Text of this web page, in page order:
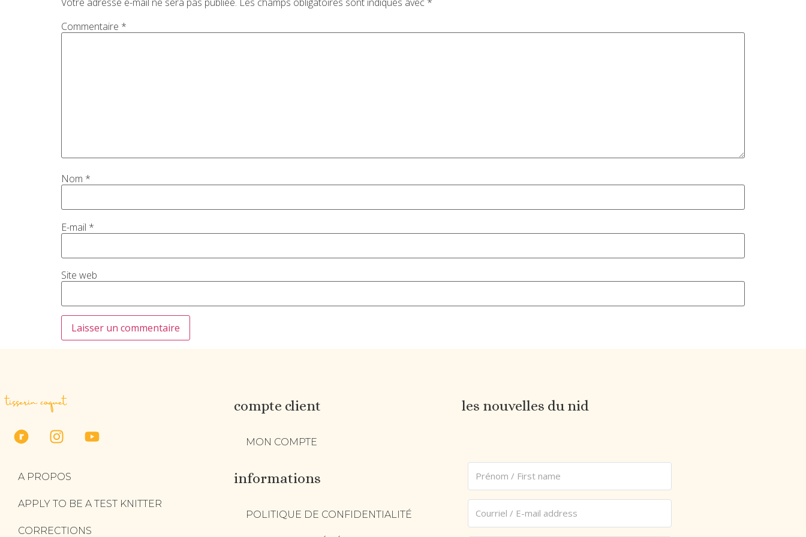
Commentaire *
Nom *
E-mail *
Site web
tisserin coquet
A PROPOS
APPLY TO BE A TEST KNITTER
CORRECTIONS
compte client
MON COMPTE
informations
POLITIQUE DE CONFIDENTIALITÉ
les nouvelles du nid